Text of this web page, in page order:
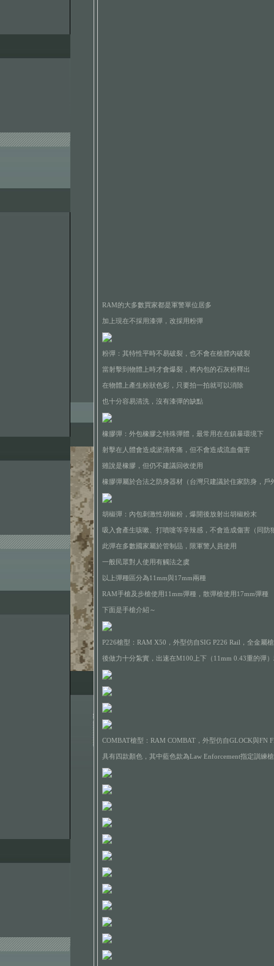
RAM的大多數買家都是軍警單位居多
加上現在不採用漆彈，改採用粉彈
粉彈：其特性平時不易破裂，也不會在槍膛內破裂
當射擊到物體上時才會爆裂，將內包的石灰粉釋出
在物體上產生粉狀色彩，只要拍一拍就可以消除
也十分容易清洗，沒有漆彈的缺點
橡膠彈：外包橡膠之特殊彈體，最常用在在鎮暴環境下
射擊在人體會造成淤清疼痛，但不會造成流血傷害
雖說是橡膠，但仍不建議回收使用
橡膠彈屬於合法之防身器材（台灣只建議於住家防身，戶
胡椒彈：內包刺激性胡椒粉，爆開後放射出胡椒粉末
吸入會產生咳嗽、打噴嚏等辛辣感，不會造成傷害（同防
此彈在多數國家屬於管制品，限軍警人員使用
一般民眾對人使用有觸法之虞
以上彈種區分為11mm與17mm兩種
RAM手槍及步槍使用11mm彈種，散彈槍使用17mm彈種
下面是手槍介紹～
P226槍型：RAM X50，外型仿自SIG P226 Rail，全金屬
後做力十分紮實，出速在M100上下（11mm 0.43重的彈
COMBAT槍型：RAM COMBAT，外型仿自GLOCK與FN
具有四款顏色，其中藍色款為Law Enforcement指定訓練